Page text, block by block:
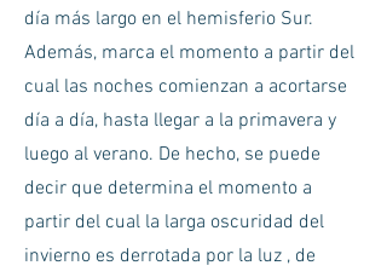
día más largo en el hemisferio Sur.
Además, marca el momento a partir del
cual las noches comienzan a acortarse
día a día, hasta llegar a la primavera y
luego al verano. De hecho, se puede
decir que determina el momento a
partir del cual la larga oscuridad del
invierno es derrotada por la luz , de